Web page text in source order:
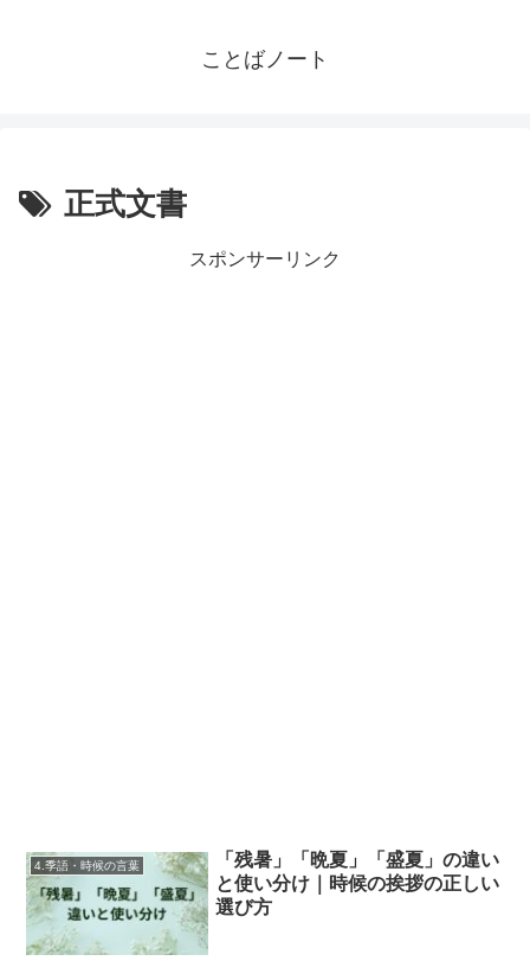
ことばノート
正式文書
スポンサーリンク
4.季語・時候の言葉
「残暑」「晩夏」「盛夏」の違い
と使い分け｜時候の挨拶の正しい
選び方